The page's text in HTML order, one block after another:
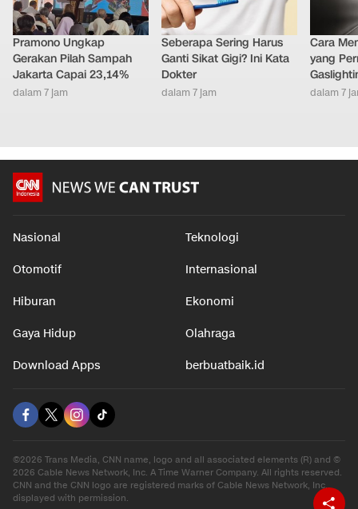
Pramono Ungkap
Gerakan Pilah Sampah
Jakarta Capai 23,14%
dalam 7 jam
Seberapa Sering Harus
Ganti Sikat Gigi? Ini Kata
Dokter
dalam 7 jam
Cara
yang
dalam 7
Nasional Teknologi
Otomotif Internasional
Hiburan Ekonomi
Gaya Hidup Olahraga
Download Apps berbuatbaik.id
©2026 Trans Media, CNN name, logo and all associated elements (R) and ©
2026 Cable News Network, Inc. A Time Warner Company. All rights reserved.
CNN and the CNN logo are registered marks of Cable News Network, Inc.,
displayed with permission.